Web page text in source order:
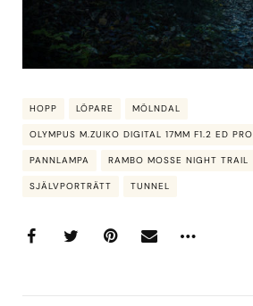
HOPP LÖPARE MÖLNDAL
OLYMPUS M.ZUIKO DIGITAL 17MM F1.2 ED PRO
PANNLAMPA RAMBO MOSSE NIGHT TRAIL
SJÄLVPORTRÄTT TUNNEL